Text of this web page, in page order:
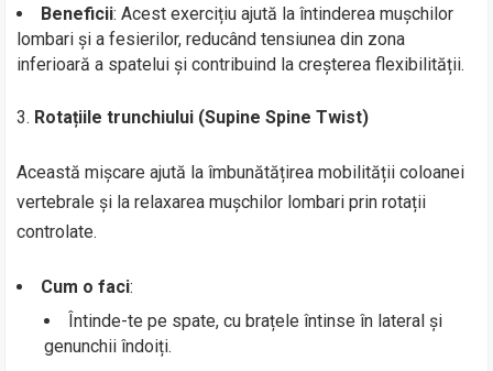
Beneficii: Acest exercițiu ajută la întinderea mușchilor
lombari și a fesierilor, reducând tensiunea din zona
inferioară a spatelui și contribuind la creșterea flexibilității.
Rotațiile trunchiului (Supine Spine Twist)
Această mișcare ajută la îmbunătățirea mobilității coloanei
vertebrale și la relaxarea mușchilor lombari prin rotații
controlate.
Cum o faci:
Întinde-te pe spate, cu brațele întinse în lateral și
genunchii îndoiți.